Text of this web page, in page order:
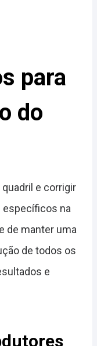
para
do
e corrigir
específicos na
de manter uma
de todos os
e